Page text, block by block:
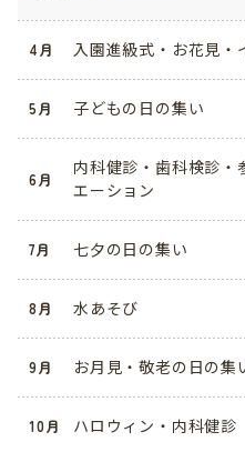
4月 入園進級式・お花見・
5月 子どもの日の集い
6月
内科健診・歯科検診・
エーション
7月 七夕の日の集い
8月 水あそび
9月 お月見・敬老の日の集
10月 ハロウィン・内科健診